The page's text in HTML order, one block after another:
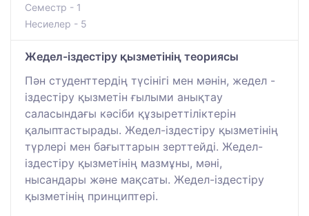
Семестр - 1
Несиелер - 5
Жедел-іздестіру қызметінің теориясы
Пән студенттердің түсінігі мен мәнін, жедел -
іздестіру қызметін ғылыми анықтау
саласындағы кәсіби құзыреттіліктерін
қалыптастырады. Жедел-іздестіру қызметінің
түрлері мен бағыттарын зерттейді. Жедел-
іздестіру қызметінің мазмұны, мәні,
нысандары және мақсаты. Жедел-іздестіру
қызметінің принциптері.